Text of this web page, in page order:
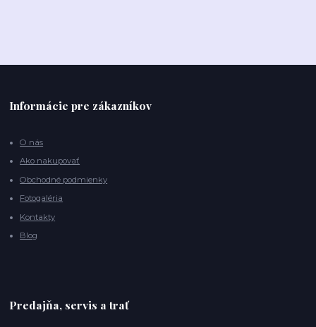
Informácie pre zákazníkov
O nás
Ako nakupovať
Obchodné podmienky
Fotogaléria
Kontakty
Blog
Predajňa, servis a trať